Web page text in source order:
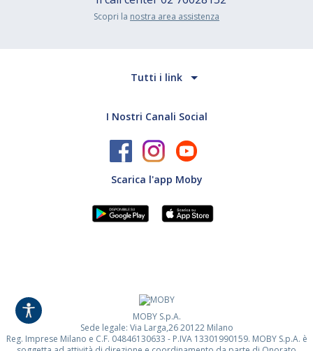
Scopri la nostra area assistenza
Tutti i link
I Nostri Canali Social
Scarica l'app Moby
MOBY S.p.A.
Sede legale: Via Larga,26 20122 Milano
Reg. Imprese Milano e C.F. 04846130633 - P.IVA 13301990159. MOBY S.p.A. è